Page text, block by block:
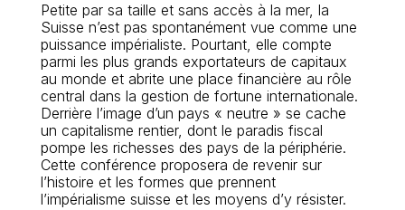
Petite par sa taille et sans accès à la mer, la
Suisse n’est pas spontanément vue comme une
puissance impérialiste. Pourtant, elle compte
parmi les plus grands exportateurs de capitaux
au monde et abrite une place financière au rôle
central dans la gestion de fortune internationale.
Derrière l’image d’un pays « neutre » se cache
un capitalisme rentier, dont le paradis fiscal
pompe les richesses des pays de la périphérie.
Cette conférence proposera de revenir sur
l’histoire et les formes que prennent
l’impérialisme suisse et les moyens d’y résister.